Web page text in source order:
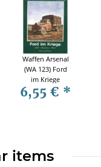
Waffen Arsenal
(WA 123) Ford
im Kriege
6,55 € *
items